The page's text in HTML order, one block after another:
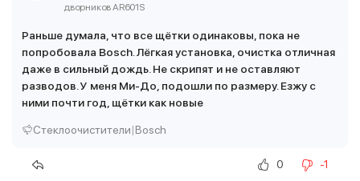
дворников AR601S
Раньше думала, что все щётки одинаковы, пока не
попробовала Bosch. Лёгкая установка, очистка отличная
даже в сильный дождь. Не скрипят и не оставляют
разводов. У меня Ми-До, подошли по размеру. Езжу с
ними почти год, щётки как новые
Стеклоочистители|Bosch
0 -1